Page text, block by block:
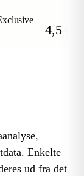
4,5
Enkelte
ud fra det